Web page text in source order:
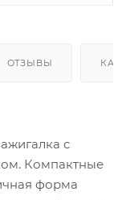
ОТЗЫВЫ КАК
с
Компактные
форма